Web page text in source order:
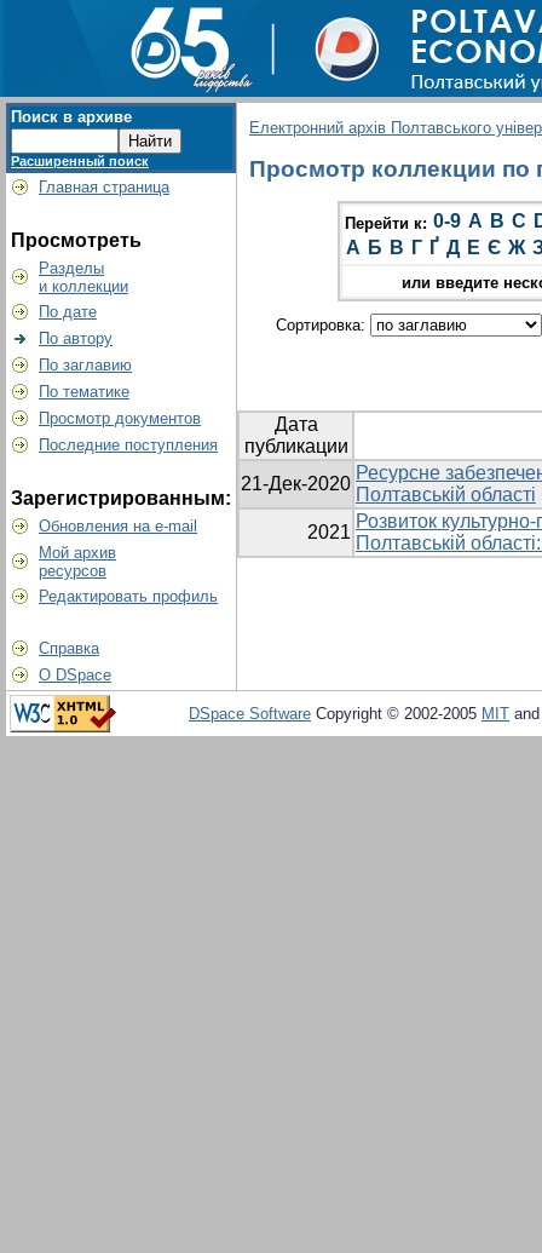
Поиск в архиве
Расширенный поиск
Главная страница
Просмотреть
Разделы
и коллекции
По дате
По автору
По заглавию
По тематике
Просмотр документов
Последние поступления
Зарегистрированным:
Обновления на e-mail
Мой архив
ресурсов
Редактировать профиль
Справка
О DSpace
Електронний архів Полтавського
Просмотр коллекции по
Перейти к: 0-9 A B C
А Б В Г Ґ Д Е Є Ж
или введите
Сортировка:
Дата
публикации
21-Дек-2020
Ресурсне
Полтавській області
2021
Розвиток
Полтавській
DSpace Software Copyright © 2002-2005 MIT